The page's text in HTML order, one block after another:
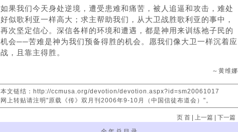
如果我们今天身处逆境，遭受患难和痛苦，被人追逼和攻击，难处
好似歌利亚一样高大；求主帮助我们，从大卫战胜歌利亚的事中，
再次坚定信心。深信各样的环境和遭遇，都是神用来训练祂子民的
机会──苦难是神为我们预备得胜的机会。愿我们像大卫一样沉着应
战，且靠主得胜。
～黄维娜
本文链结：http://ccmusa.org/devotion/devotion.aspx?id=sm20061017
网上转贴请注明"原载《传》双月刊2006年9-10月（中国信徒布道会）"。
页 首 |上一篇 |下一篇